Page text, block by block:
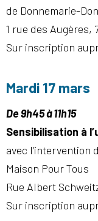
de Donnemarie-
1 rue des Augères,
Sur inscription
Mardi 17 mars
De 9h45 à 11h15
Sensibilisation à
avec l’intervention
Maison Pour Tous
Rue Albert
Sur inscription